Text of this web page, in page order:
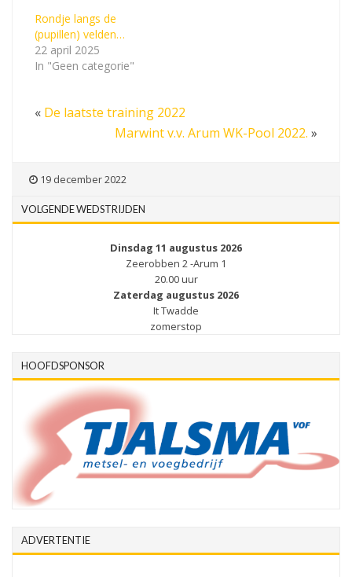
Rondje langs de
(pupillen) velden…
22 april 2025
In "Geen categorie"
« De laatste training 2022
Marwint v.v. Arum WK-Pool 2022. »
19 december 2022
VOLGENDE WEDSTRIJDEN
Dinsdag 11 augustus 2026
Zeerobben 2 -Arum 1
20.00 uur
Zaterdag augustus 2026
It Twadde
zomerstop
HOOFDSPONSOR
ADVERTENTIE